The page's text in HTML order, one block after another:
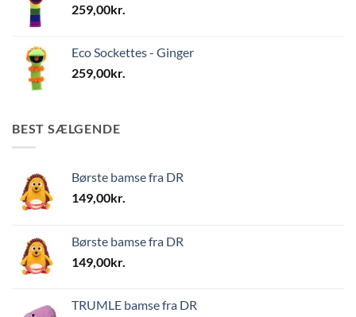
259,00kr.
Eco Sockettes - Ginger
259,00kr.
BEST SÆLGENDE
Børste bamse fra DR
149,00kr.
Børste bamse fra DR
149,00kr.
TRUMLE bamse fra DR